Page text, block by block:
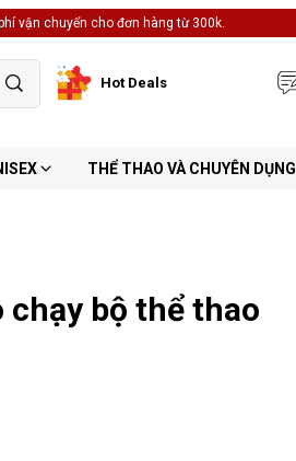
vận chuyển cho đơn hàng từ 300k.
Hot Deals
THỂ THAO VÀ CHUYÊN DỤNG
chạy bộ thể thao